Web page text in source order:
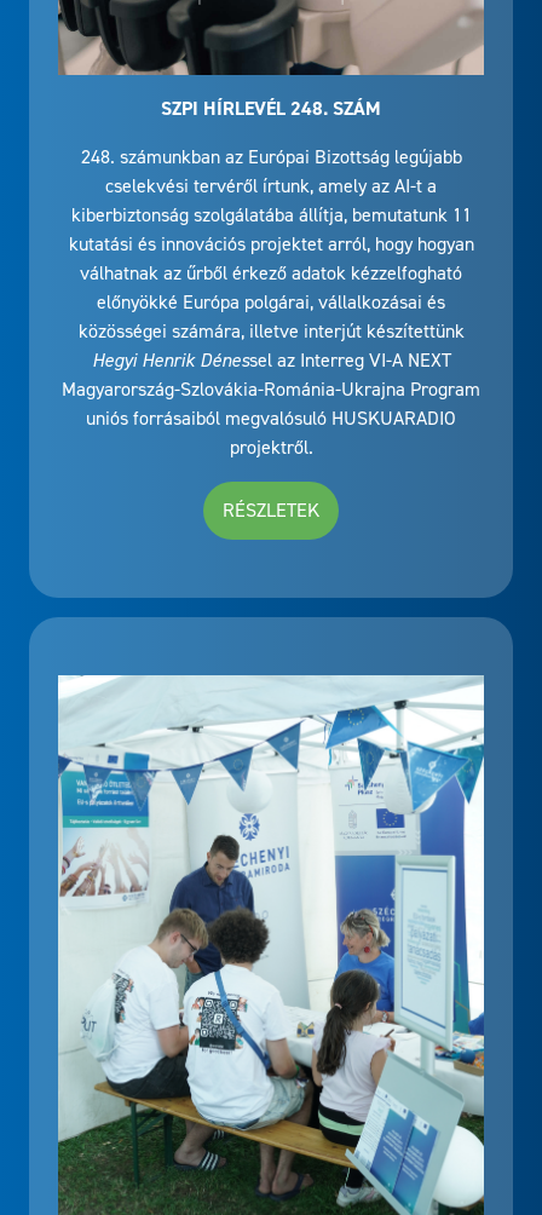
SZPI HÍRLEVÉL 248. SZÁM
248. számunkban az Európai Bizottság legújabb
cselekvési tervéről írtunk, amely az AI-t a
kiberbiztonság szolgálatába állítja, bemutatunk 11
kutatási és innovációs projektet arról, hogy hogyan
válhatnak az űrből érkező adatok kézzelfogható
előnyökké Európa polgárai, vállalkozásai és
közösségei számára, illetve interjút készítettünk
Hegyi Henrik Dénessel az Interreg VI-A NEXT
Magyarország-Szlovákia-Románia-Ukrajna Program
uniós forrásaiból megvalósuló HUSKUARADIO
projektről.
RÉSZLETEK